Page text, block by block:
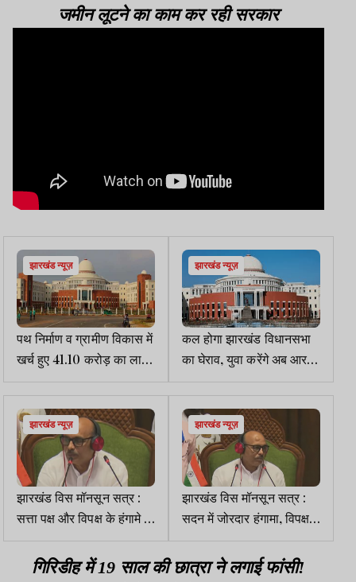
जमीन लूटने का काम कर रही सरकार
झारखंड न्यूज़
पथ निर्माण व ग्रामीण विकास में
खर्च हुए 41.10 करोड़ का लाभ
आम लोगों को नहीं
झारखंड न्यूज़
कल होगा झारखंड विधानसभा
का घेराव, युवा करेंगे अब आर-
पार की लड़ाई
झारखंड न्यूज़
झारखंड विस मॉनसून सत्र :
सत्ता पक्ष और विपक्ष के हंगामे के
बीच AG की रिपोर्ट सदन में पेश
झारखंड न्यूज़
झारखंड विस मॉनसून सत्र :
सदन में जोरदार हंगामा, विपक्ष ने
वेल में पोस्टर फाड़कर फेंका
गिरिडीह में 19 साल की छात्रा ने लगाई फांसी!